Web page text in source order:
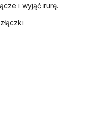
i wyjąć rurę.